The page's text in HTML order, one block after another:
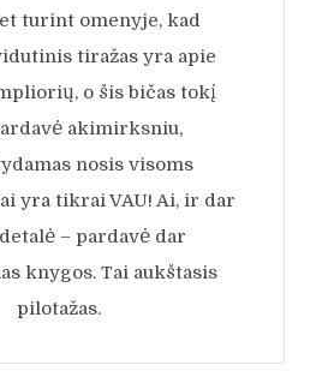
turint omenyje, kad
tiražas yra apie
o šis bičas tokį
akimirksniu,
nosis visoms
yra tikrai VAU! Ai, ir dar
– pardavė dar
knygos. Tai aukštasis
pilotažas.